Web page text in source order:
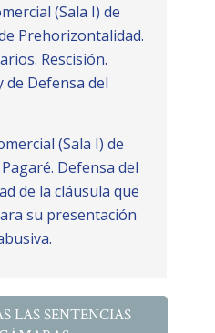
(Sala I) de
Prehorizontalidad.
Rescisión.
de Defensa del
(Sala I) de
Defensa del
de la cláusula que
su presentación
LAS SENTENCIAS